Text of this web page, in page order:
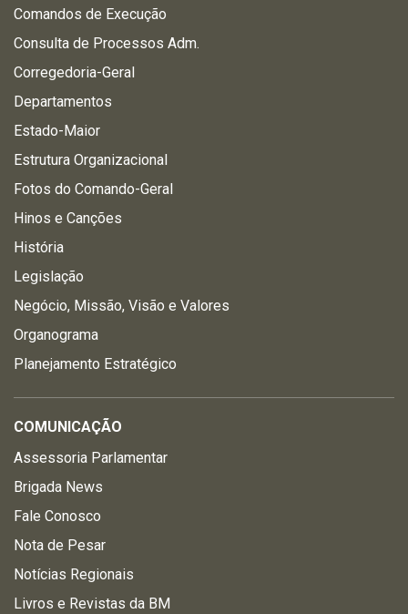
Comandos de Execução
Consulta de Processos Adm.
Corregedoria-Geral
Departamentos
Estado-Maior
Estrutura Organizacional
Fotos do Comando-Geral
Hinos e Canções
História
Legislação
Negócio, Missão, Visão e Valores
Organograma
Planejamento Estratégico
COMUNICAÇÃO
Assessoria Parlamentar
Brigada News
Fale Conosco
Nota de Pesar
Notícias Regionais
Livros e Revistas da BM